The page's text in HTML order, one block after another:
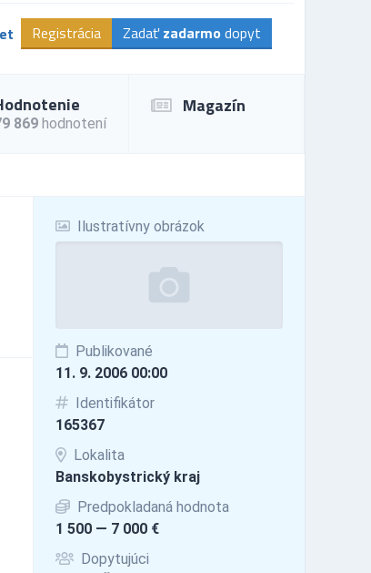
Registrácia Zadať zadarmo dopyt
869 hodnotení
Magazín
Ilustratívny obrázok
Publikované
11. 9. 2006 00:00
Identifikátor
165367
Lokalita
Banskobystrický kraj
Predpokladaná hodnota
1 500 — 7 000 €
Dopytujúci